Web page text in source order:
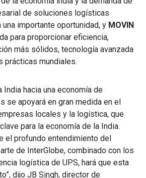
de soluciones logísticas
importante oportunidad, y MOVIN
para proporcionar eficiencia,
más sólidos, tecnología avanzada
prácticas mundiales.
India hacia una economía de
se apoyará en gran medida en el
locales y la logística, que
para la economía de la India.
el profundo entendimiento del
de InterGlobe, combinado con los
logística de UPS, hará que esta
dijo JB Singh, director de